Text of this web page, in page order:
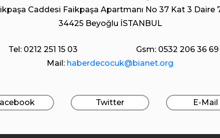
Caddesi Faikpaşa Apartmanı No 37 Kat 3 Daire
34425 Beyoğlu İSTANBUL
Tel: 0212 251 15 03
Gsm: 0532 206 36 69
Mail: haberdecocuk@bianet.org
Twitter E-Mail